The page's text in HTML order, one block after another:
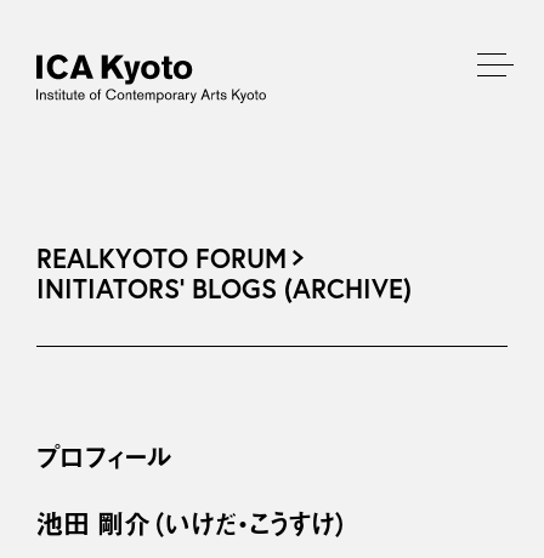
REALKYOTO FORUM
INITIATORS’ BLOGS (ARCHIVE)
プロフィール
池田 剛介（いけだ・こうすけ）